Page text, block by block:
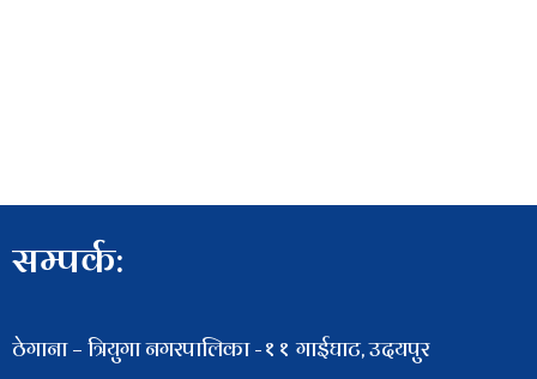
सम्पर्क:
ठेगाना – त्रियुगा नगरपालिका -११ गाईघाट, उदयपुर